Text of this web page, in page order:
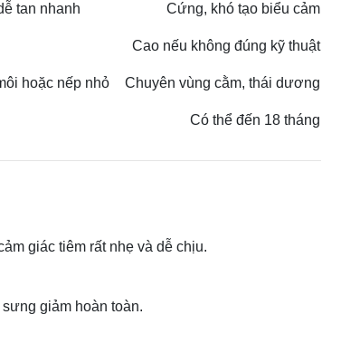
tan nhanh Cứng, khó tạo biểu cảm
Cao nếu không đúng kỹ thuật
hoặc nếp nhỏ Chuyên vùng cằm, thái dương
Có thể đến 18 tháng
giác tiêm rất nhẹ và dễ chịu.
sưng giảm hoàn toàn.